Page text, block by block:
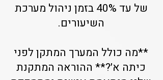
של עד 40% בזמן ניהול מערכת
השיעורים.
**מה כולל המערך המתקן לפני
כיתה א׳?** ההוראה המתקנת